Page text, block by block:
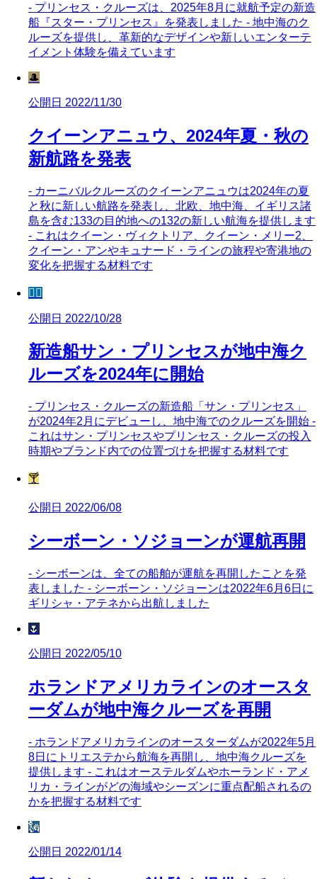
- プリンセス・クルーズは、2025年8月に就航予定の新造
船『スター・プリンセス』を発表しました - 地中海のク
ルーズを提供し、革新的なデザインや新しいエンターテ
イメント体験を備えています
🎩
公開日 2022/11/30
クイーンアニュウ、2024年夏・秋の
新航路を発表
- カーニバルクルーズのクイーンアニュウは2024年の夏
と秋に新しい航路を発表し、北欧、地中海、イギリス諸
島を含む133の目的地への132の新しい航海を提供します
- これはクイーン・ヴィクトリア、クイーン・メリー2、
クイーン・アンやキュナード・ラインの旅程や寄港地の
変化を把握する材料です
🧜‍♀️
公開日 2022/10/28
新造船サン・プリンセスが地中海ク
ルーズを2024年に開始
- プリンセス・クルーズの新造船「サン・プリンセス」
が2024年2月にデビューし、地中海でのクルーズを開始 -
これはサン・プリンセスやプリンセス・クルーズの投入
時期やブランド内での位置づけを把握する材料です
🍸
公開日 2022/06/08
シーボーン・ソジョーンが運航再開
- シーボーンは、全ての船舶が運航を再開したことを発
表しました - シーボーン・ソジョーンは2022年6月6日に
ギリシャ・アテネから出航しました
🌷
公開日 2022/05/10
ホランドアメリカラインのオースタ
ーダムが地中海クルーズを再開
- ホランドアメリカラインのオースターダムが2022年5月
8日にトリエステから航海を再開し、地中海クルーズを
提供します - これはオーステルダムやホーランド・アメ
リカ・ラインがどの海域やシーズンに重点配船されるの
かを把握する材料です
🗽
公開日 2022/01/14